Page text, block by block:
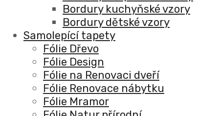
Bordury kuchyňské vzory
Bordury dětské vzory
Samolepící tapety
Fólie Dřevo
Fólie Design
Fólie na Renovaci dveří
Fólie Renovace nábytku
Fólie Mramor